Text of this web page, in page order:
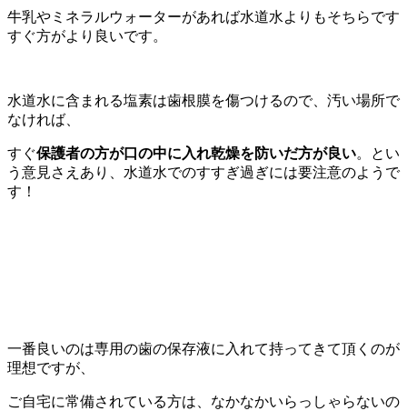
牛乳やミネラルウォーターがあれば水道水よりもそちらです
すぐ方がより良いです。
水道水に含まれる塩素は歯根膜を傷つけるので、汚い場所で
なければ、
すぐ保護者の方が口の中に入れ乾燥を防いだ方が良い。とい
う意見さえあり、水道水でのすすぎ過ぎには要注意のようで
す！
一番良いのは専用の歯の保存液に入れて持ってきて頂くのが
理想ですが、
ご自宅に常備されている方は、なかなかいらっしゃらないの